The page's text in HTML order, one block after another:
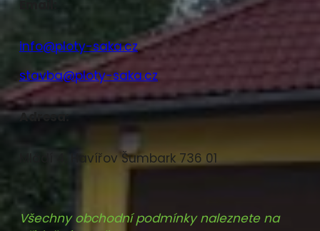
info@ploty-saka.cz
stavba@ploty-saka.cz
Adresa:
Mládí 4, Havířov Šumbark 736 01
Všechny obchodní podmínky naleznete na